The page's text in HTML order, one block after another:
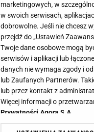
marketingowych, w
w swoich serwisach,
dobrowolne. Jeśli nie chcesz
przejdź do „Ustawień
Twoje dane osobowe mogą
serwisów i aplikacji lub
danych nie wymaga zgody i
lub Zaufanych Partnerów.
lub przez kontakt z
Więcej informacji o
Prywatności Agora S.A.